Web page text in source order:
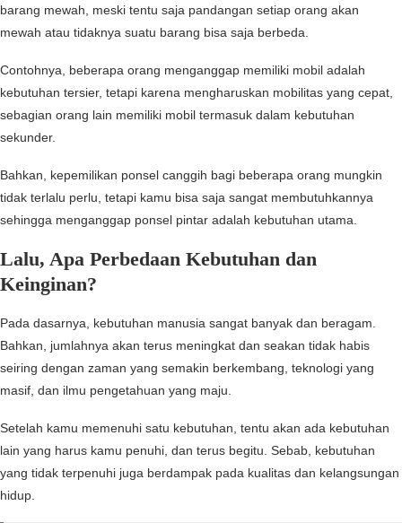
barang mewah, meski tentu saja pandangan setiap orang akan
mewah atau tidaknya suatu barang bisa saja berbeda.
Contohnya, beberapa orang menganggap memiliki mobil adalah
kebutuhan tersier, tetapi karena mengharuskan mobilitas yang cepat,
sebagian orang lain memiliki mobil termasuk dalam kebutuhan
sekunder.
Bahkan, kepemilikan ponsel canggih bagi beberapa orang mungkin
tidak terlalu perlu, tetapi kamu bisa saja sangat membutuhkannya
sehingga menganggap ponsel pintar adalah kebutuhan utama.
Lalu, Apa Perbedaan Kebutuhan dan
Keinginan?
Pada dasarnya, kebutuhan manusia sangat banyak dan beragam.
Bahkan, jumlahnya akan terus meningkat dan seakan tidak habis
seiring dengan zaman yang semakin berkembang, teknologi yang
masif, dan ilmu pengetahuan yang maju.
Setelah kamu memenuhi satu kebutuhan, tentu akan ada kebutuhan
lain yang harus kamu penuhi, dan terus begitu. Sebab, kebutuhan
yang tidak terpenuhi juga berdampak pada kualitas dan kelangsungan
hidup.